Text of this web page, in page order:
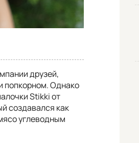
друзей,
попкорном. Однако
Stikki от
создавался как
углеводным